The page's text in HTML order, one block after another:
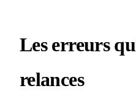
Les erreurs
relances